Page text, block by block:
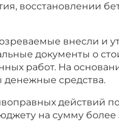
восстановлении
внесли и
документы о
работ. На
средства.
действий
на сумму более